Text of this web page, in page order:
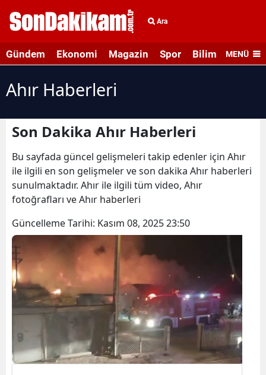
Ara
Gündem Ekonomi Magazin Spor Bilim veMENÜ
Ahır Haberleri
Son Dakika Ahır Haberleri
Bu sayfada güncel gelişmeleri takip edenler için Ahır
ile ilgili en son gelişmeler ve son dakika Ahır haberleri
sunulmaktadır. Ahır ile ilgili tüm video, Ahır
fotoğrafları ve Ahır haberleri
Güncelleme Tarihi: Kasım 08, 2025 23:50